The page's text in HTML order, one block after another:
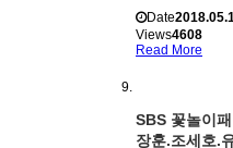
Date
Views4608
Read More
SBS 꽃놀이
장훈.조세호.